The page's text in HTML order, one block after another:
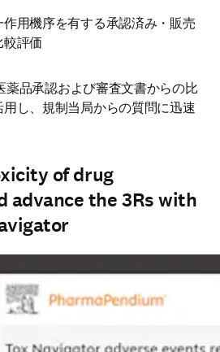
用機序を有する承認済み・販売
較評価
薬品承認および審査文書からの比
し、規制当局からの質問に迅速
of drug
advance the 3Rs with